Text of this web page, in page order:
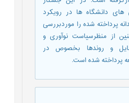
دانشگاه ها در رویکرد
پرداخته شده را موردبررسی
از منظرسیاست نوآوری و
و روندها بخصوص در
پرداخته شده است.